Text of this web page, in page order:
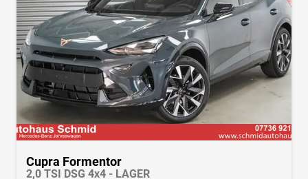
Cupra Formentor
2,0 TSI DSG 4x4 - LAGER